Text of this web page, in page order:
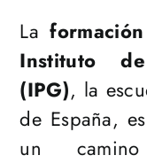
La
Instituto
(IPG), la
de España,
un